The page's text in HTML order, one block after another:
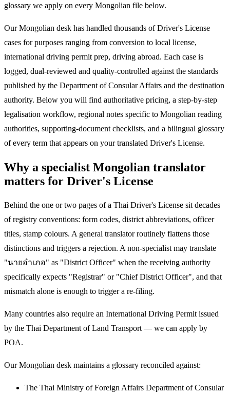
glossary we apply on every Mongolian file below.
Our Mongolian desk has handled thousands of Driver's License
cases for purposes ranging from conversion to local license,
international driving permit prep, driving abroad. Each case is
logged, dual-reviewed and quality-controlled against the standards
published by the Department of Consular Affairs and the destination
authority. Below you will find authoritative pricing, a step-by-step
legalisation workflow, regional notes specific to Mongolian reading
authorities, supporting-document checklists, and a bilingual glossary
of every term that appears on your translated Driver's License.
Why a specialist Mongolian translator
matters for Driver's License
Behind the one or two pages of a Thai Driver's License sit decades
of registry conventions: form codes, district abbreviations, officer
titles, stamp colours. A general translator routinely flattens those
distinctions and triggers a rejection. A non-specialist may translate
"นายอำเภอ" as "District Officer" when the receiving authority
specifically expects "Registrar" or "Chief District Officer", and that
mismatch alone is enough to trigger a re-filing.
Many countries also require an International Driving Permit issued
by the Thai Department of Land Transport — we can apply by
POA.
Our Mongolian desk maintains a glossary reconciled against:
The Thai Ministry of Foreign Affairs Department of Consular